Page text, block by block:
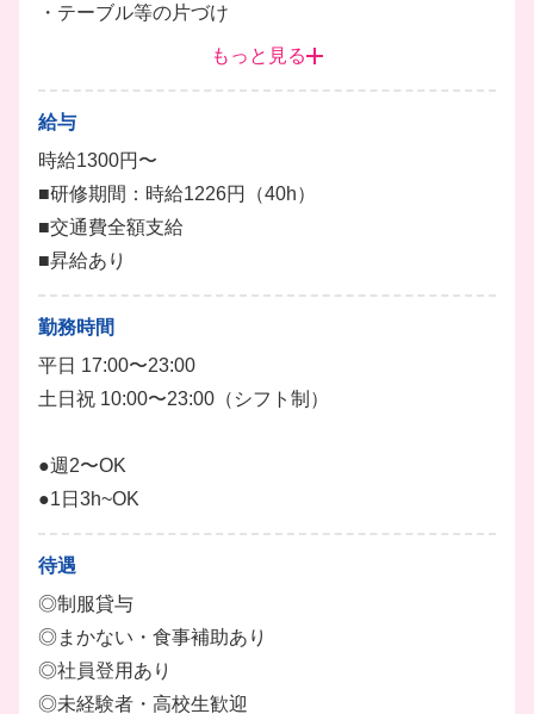
・テーブル等の片づけ
【キッチンスタッフ】
調理の補助や盛り付けなどを中心にお願いします。
・簡単な盛り付け
もっと見る
給与
時給1300円〜
■研修期間：時給1226円（40h）
■交通費全額支給
■昇給あり
勤務時間
平日 17:00〜23:00
土日祝 10:00〜23:00（シフト制）
●週2〜OK
●1日3h~OK
待遇
◎制服貸与
◎まかない・食事補助あり
◎社員登用あり
◎未経験者・高校生歓迎